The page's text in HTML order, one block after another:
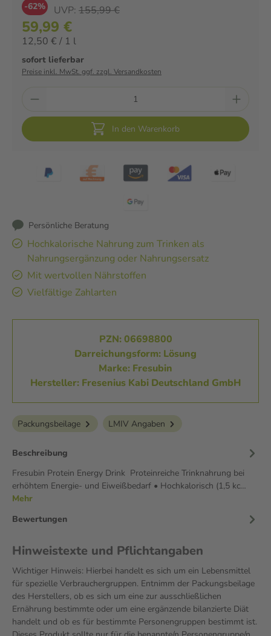
-62% UVP: 155,99 €
59,99 €
12,50 € / 1 l
sofort lieferbar
Preise inkl. MwSt. ggf. zzgl. Versandkosten
In den Warenkorb
Persönliche Beratung
Hochkalorische Nahrung zum Trinken als
Nahrungsergänzung oder Nahrungsersatz
Mit wertvollen Nährstoffen
Vielfältige Zahlarten
PZN: 06698800
Darreichungsform: Lösung
Marke: Fresubin
Hersteller: Fresenius Kabi Deutschland GmbH
Packungsbeilage LMIV Angaben
Beschreibung
Fresubin Protein Energy Drink Proteinreiche Trinknahrung bei
erhöhtem Energie- und Eiweißbedarf • Hochkalorisch (1,5 kc…
Mehr
Bewertungen
Hinweistexte und Pflichtangaben
Wichtiger Hinweis: Hierbei handelt es sich um ein Lebensmittel
für spezielle Verbrauchergruppen. Entnimm der Packungsbeilage
des Herstellers, ob es sich um eine zur ausschließlichen
Ernährung bestimmte oder um eine ergänzende bilanzierte Diät
handelt und ob es für bestimmte Personengruppen bestimmt ist.